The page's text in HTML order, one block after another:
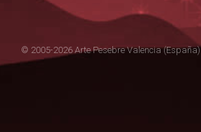
© 2005-2026 Arte Pesebre Valencia (España)